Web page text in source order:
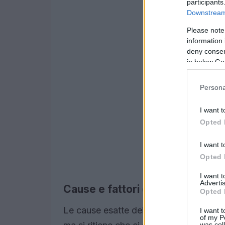
Please
information
deny
in below
I want
Opted
I want
Opted
I want
Opted
I want
of my
Cause e fattori di rischio
Le cause esatte della sindrome di